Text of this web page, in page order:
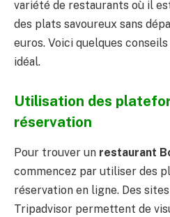
variété de restaurants où il
des plats savoureux sans
euros. Voici quelques
idéal.
Utilisation des
réservation
Pour trouver un restaurant
commencez par utiliser des
réservation en ligne. Des
Tripadvisor permettent de